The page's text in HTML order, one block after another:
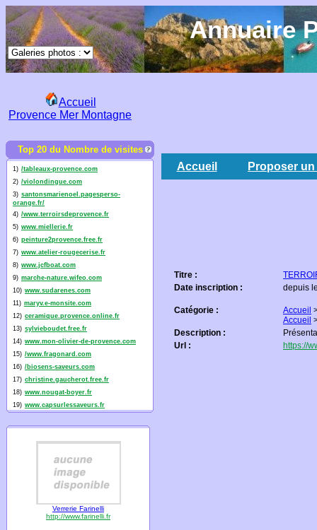
Annuaire
Accueil
Provence Mer Montagne
Top 20 du Nombre de visites
1) /tableaux-provence.com
2) /violondingue.com
3) santonsmarienoel.pagesperso-
orange.fr/
4) /www.terroirsdeprovence.fr
5) www.miellerie.fr
6) peinture2provence.free.fr
7) www.atelier-rougecerise.fr
8) www.jcfboat.com
9) marche-nature.wifeo.com
10) www.sudarenes.com
11) maryv.e-monsite.com
12) ceramique.provence.online.fr
13) sylvieboudet.free.fr
14) www.mon-olivier-de-provence.com
15) /www.fragonard.com
16) /biosens-saveurs.com
17) christine.gaucherot.free.fr
18) www.nougat-boyer.fr
19) www.capsurlessaveurs.fr
Verrerie Farinelli
http://www.farinelli.fr
Accueil Proposer
Titre :
Date inscription :
depuis
Catégorie : Accueil
Accueil
Description :
Url :
https://